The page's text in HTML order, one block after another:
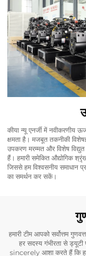
कीया न्यू एनर्जी में नवीकरणीय
क्षमता है। मजबूत तकनीकी
उपकरण मरम्मत और विशेष
हैं। हमारी समेकित औद्योगिक
जिससे हम विश्वसनीय समाधान
का समर्थन कर सकें।
हमारी टीम आपको सर्वोत्तम
हर सदस्य गंभीरता से
sincerely आशा करते हैं कि